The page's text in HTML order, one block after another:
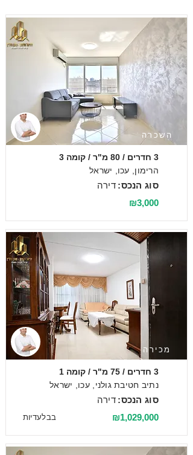
השכרה
3 חדרים / 80 מ"ר / קומה 3
הרימון, עכו, ישראל
דירה סוג הנכס:
₪3,000
מכירה
3 חדרים / 75 מ"ר / קומה 1
נתיב חטיבת גולני, עכו, ישראל
דירה סוג הנכס:
בבלעדיות ₪1,029,000